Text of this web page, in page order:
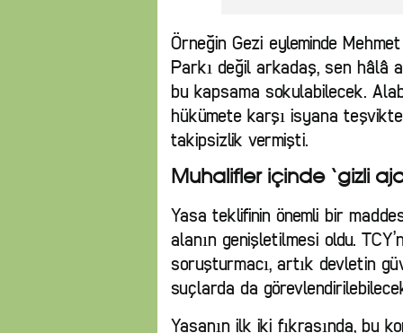
Örneğin Gezi eyleminde
Parkı değil arkadaş, sen hâlâ
bu kapsama sokulabilecek.
hükümete karşı isyana
takipsizlik vermişti.
Muhalifler içinde ‘gizli
Yasa teklifinin önemli bir
alanın genişletilmesi oldu.
soruşturmacı, artık devletin
suçlarda da
Yasanın ilk iki fıkrasında, bu